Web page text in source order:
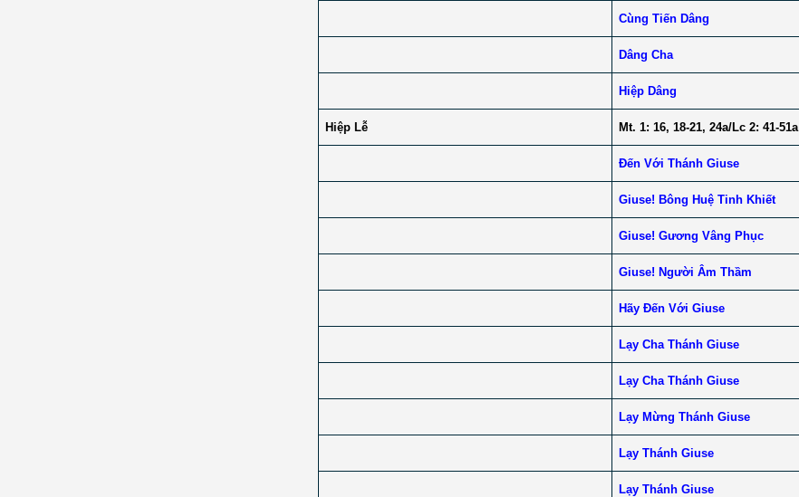
Cùng Tiến Dâng
Dâng Cha
Hiệp Dâng
Hiệp Lễ Mt. 1: 16, 18-21, 24a/Lc 2: 41-51a
Đến Với Thánh Giuse
Giuse! Bông Huệ Tinh Khiết
Giuse! Gương Vâng Phục
Giuse! Người Âm Thầm
Hãy Đến Với Giuse
Lạy Cha Thánh Giuse
Lạy Cha Thánh Giuse
Lạy Mừng Thánh Giuse
Lạy Thánh Giuse
Lạy Thánh Giuse